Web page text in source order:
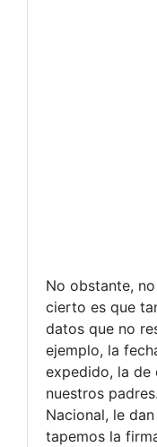
No obstante,
cierto es que
datos que no
ejemplo, la
expedido, la de
nuestros
Nacional, le
tapemos la